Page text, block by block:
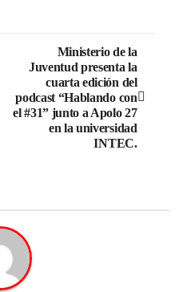
Ministerio de la
Juventud presenta la
cuarta edición del
podcast “Hablando con
el #31” junto a Apolo 27
en la universidad
INTEC.